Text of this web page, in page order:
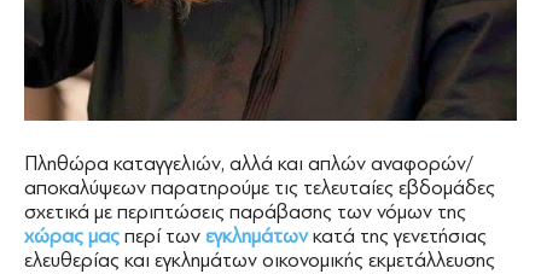
Πληθώρα καταγγελιών, αλλά και απλών αναφορών/
αποκαλύψεων παρατηρούμε τις τελευταίες εβδομάδες
σχετικά με περιπτώσεις παράβασης των νόμων της
χώρας μας περί των εγκλημάτωνκατά της γενετήσιας
ελευθερίας και εγκλημάτων οικονομικής εκμετάλλευσης